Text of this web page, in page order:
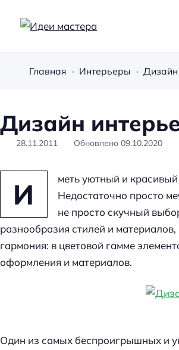
а
с
р
Главная Интерьеры Дизайн
Дизайн
28.11.2011 Обновлено 09.10.2020
И
меть уютный и
Недостаточно просто
не просто скучный
разнообразия стилей и
гармония: в цветовой гамме
оформления и материалов.
Один из самых беспроигрышных и